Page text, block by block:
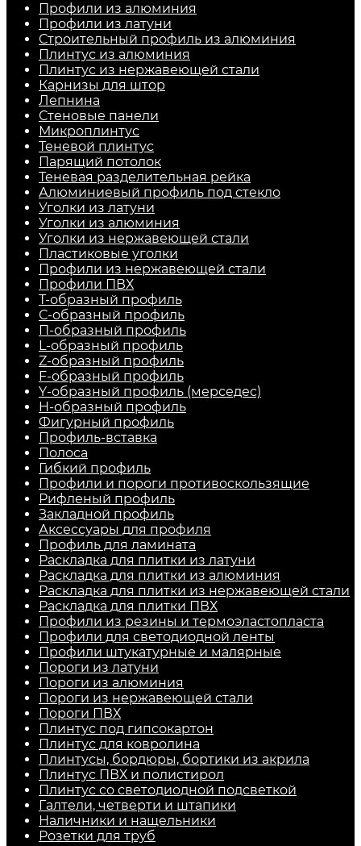
Профили из алюминия
Профили из латуни
Строительный профиль из алюминия
Плинтус из алюминия
Плинтус из нержавеющей стали
Карнизы для штор
Лепнина
Стеновые панели
Микроплинтус
Теневой плинтус
Парящий потолок
Теневая разделительная рейка
Алюминиевый профиль под стекло
Уголки из латуни
Уголки из алюминия
Уголки из нержавеющей стали
Пластиковые уголки
Профили из нержавеющей стали
Профили ПВХ
Т-образный профиль
С-образный профиль
П-образный профиль
L-образный профиль
Z-образный профиль
F-образный профиль
Y-образный профиль (мерседес)
H-образный профиль
Фигурный профиль
Профиль-вставка
Полоса
Гибкий профиль
Профили и пороги противоскользящие
Рифленый профиль
Закладной профиль
Аксессуары для профиля
Профиль для ламината
Раскладка для плитки из латуни
Раскладка для плитки из алюминия
Раскладка для плитки из нержавеющей стали
Раскладка для плитки ПВХ
Профили из резины и термоэластопласта
Профили для светодиодной ленты
Профили штукатурные и малярные
Пороги из латуни
Пороги из алюминия
Пороги из нержавеющей стали
Пороги ПВХ
Плинтус под гипсокартон
Плинтус для ковролина
Плинтусы, бордюры, бортики из акрила
Плинтус ПВХ и полистирол
Плинтус со светодиодной подсветкой
Галтели, четверти и штапики
Наличники и нащельники
Розетки для труб